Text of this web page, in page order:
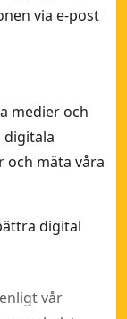
via e-post
medier och
digitala
och mäta våra
digital
vår